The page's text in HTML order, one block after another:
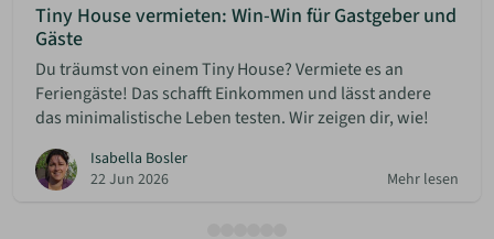
Tiny House vermieten: Win-Win für Gastgeber und
Gäste
Du träumst von einem Tiny House? Vermiete es an
Feriengäste! Das schafft Einkommen und lässt andere
das minimalistische Leben testen. Wir zeigen dir, wie!
Isabella Bosler
22 Jun 2026
Mehr lesen